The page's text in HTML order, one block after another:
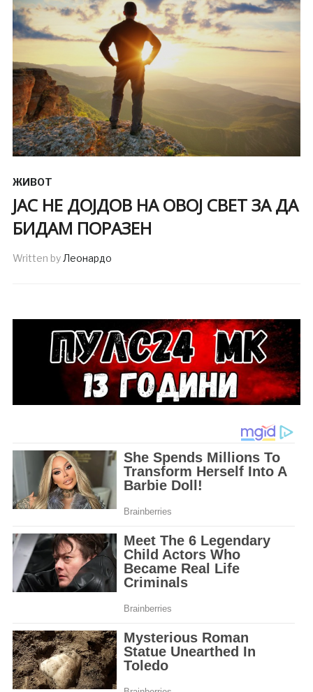
ЖИВОТ
ЈАС НЕ ДОЈДОВ НА ОВОЈ СВЕТ ЗА ДА
БИДАМ ПОРАЗЕН
Written byЛеонардо